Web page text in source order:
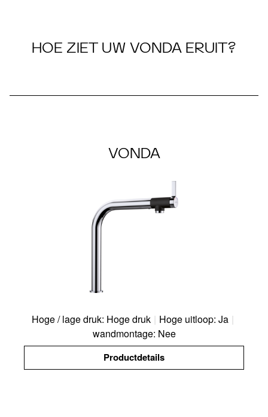
HOE ZIET UW VONDA ERUIT?
VONDA
Hoge / lage druk: Hoge druk | Hoge uitloop: Ja |
wandmontage: Nee
Productdetails